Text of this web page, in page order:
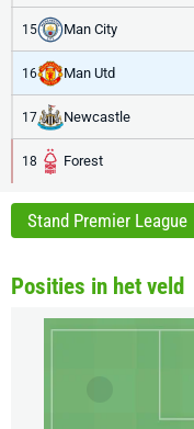
15 Man City
16 Man Utd
17 Newcastle
18 Forest
Stand Premier League
Posities in het veld